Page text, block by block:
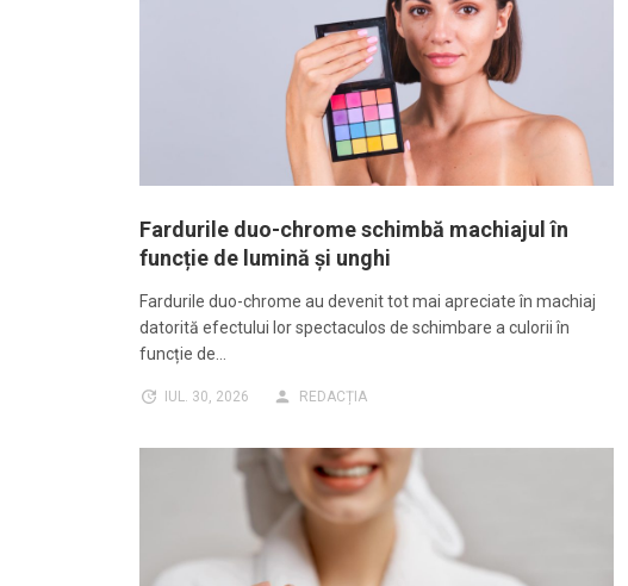
Fardurile duo-chrome schimbă machiajul în
funcție de lumină și unghi
Fardurile duo-chrome au devenit tot mai apreciate în machiaj
datorită efectului lor spectaculos de schimbare a culorii în
funcție de…
IUL. 30, 2026 REDACȚIA